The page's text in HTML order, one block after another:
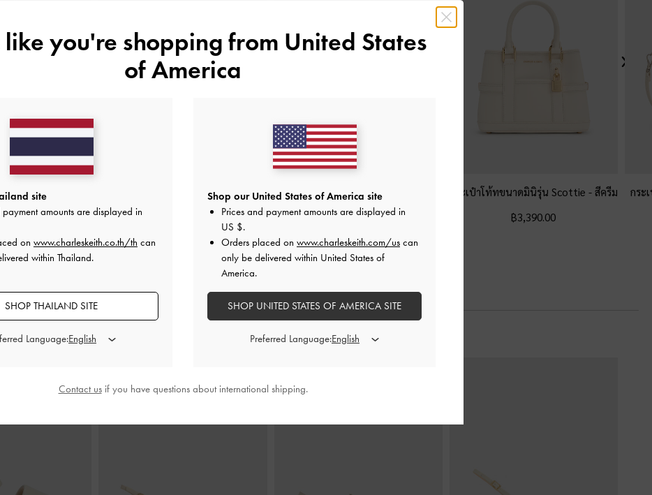
ายถักแบบคู่รุ่น Arya
ครีม
กระเป๋าเป้สองฟังก์ชันที่ปิดแบบเชือกรูด
ดีไซน์ลายควิลท์พร้อมสายโซ่ถักรุ่น Duo
กระเป๋าโฮโบประดับโบว์รุ่น Hazel
ครีม
กระเป๋าโท้ทขนาดมินิรุ่น Scottie - สีครีม
฿3,390.00
กระ
like you're shopping from United States
of America
site
payment amounts are displayed in
on www.charleskeith.co.th/th can
within Thailand.
SHOP THAILAND SITE
Language:
Shop our United States of America site
Prices and payment amounts are displayed in
US $.
Orders placed on www.charleskeith.com/us can
only be delivered within United States of
America.
SHOP UNITED STATES OF AMERICA SITE
Preferred Language:
Contact usif you have questions about international shipping.